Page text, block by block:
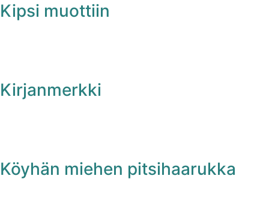
Kipsi muottiin
Kirjanmerkki
Köyhän miehen pitsihaarukka